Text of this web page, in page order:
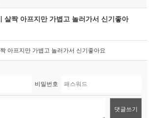
살짝 아프지만 가볍고 놀러가서 신기좋아
아프지만 가볍고 놀러가서 신기좋아요
비밀번호
댓글쓰기